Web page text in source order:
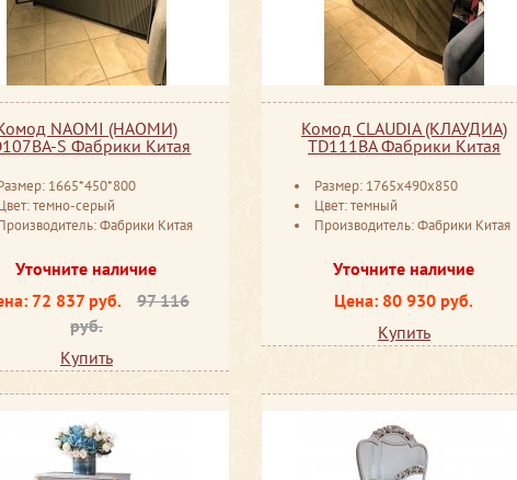
NAOMI (НАОМИ)
S Фабрики Китая
1665*450*800
темно-серый
Фабрики Китая
Уточните наличие
72 837 руб.
97 116
руб.
Купить
Комод CLAUDIA (КЛАУДИА)
TD111BA Фабрики Китая
Размер: 1765x490x850
Цвет: темный
Производитель: Фабрики Китая
Уточните наличие
Цена: 80 930 руб.
Купить